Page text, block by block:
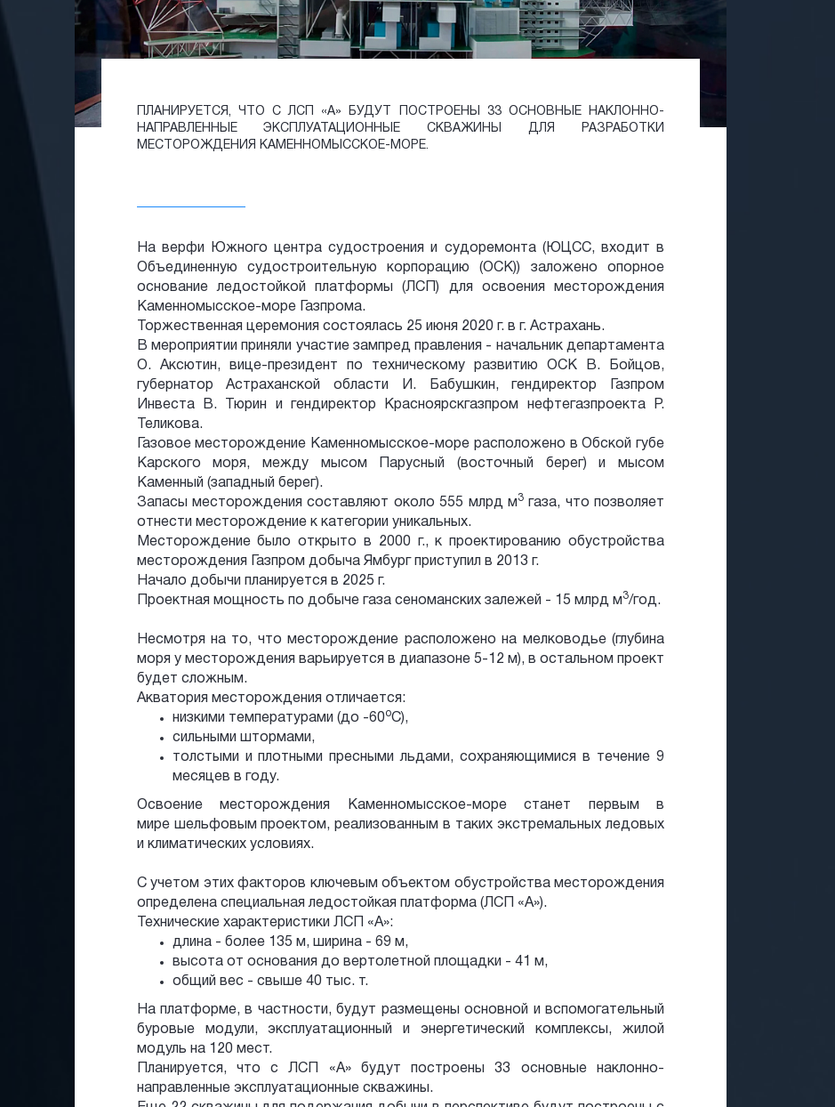
ПЛАНИРУЕТСЯ, ЧТО C ЛСП «А» БУДУТ ПОСТРОЕНЫ 33 ОСНОВНЫЕ НАКЛОННО-
НАПРАВЛЕННЫЕ ЭКСПЛУАТАЦИОННЫЕ СКВАЖИНЫ ДЛЯ РАЗРАБОТКИ
МЕСТОРОЖДЕНИЯ КАМЕННОМЫССКОЕ-МОРЕ.
На верфи Южного центра судостроения и судоремонта (ЮЦСС, входит в
Объединенную судостроительную корпорацию (ОСК)) заложено опорное
основание ледостойкой платформы (ЛСП) для освоения месторождения
Каменномысское-море Газпрома.
Торжественная церемония состоялась 25 июня 2020 г. в г. Астрахань.
В мероприятии приняли участие зампред правления - начальник департамента
О. Аксютин, вице-президент по техническому развитию ОСК В. Бойцов,
губернатор Астраханской области И. Бабушкин, гендиректор Газпром
Инвеста В. Тюрин и гендиректор Красноярскгазпром нефтегазпроекта Р.
Теликова.
Газовое месторождение Каменномысское-море расположено в Обской губе
Карского моря, между мысом Парусный (восточный берег) и мысом
Каменный (западный берег).
Запасы месторождения составляют около 555 млрд м 3газа, что позволяет
отнести месторождение к категории уникальных.
Месторождение было открыто в 2000 г., к проектированию обустройства
месторождения Газпром добыча Ямбург приступил в 2013 г.
Начало добычи планируется в 2025 г.
Проектная мощность по добыче газа сеноманских залежей - 15 млрд м 3/год.
Несмотря на то, что месторождение расположено на мелководье (глубина
моря у месторождения варьируется в диапазоне 5-12 м), в остальном проект
будет сложным.
Акватория месторождения отличается:
низкими температурами (до -60оС),
сильными штормами,
толстыми и плотными пресными льдами, сохраняющимися в течение 9
месяцев в году.
Освоение месторождения Каменномысское-море станет первым в
мире шельфовым проектом, реализованным в таких экстремальных ледовых
и климатических условиях.
С учетом этих факторов ключевым объектом обустройства месторождения
определена специальная ледостойкая платформа (ЛСП «А»).
Технические характеристики ЛСП «А»:
длина - более 135 м, ширина - 69 м,
высота от основания до вертолетной площадки - 41 м,
общий вес - свыше 40 тыс. т.
На платформе, в частности, будут размещены основной и вспомогательный
буровые модули, эксплуатационный и энергетический комплексы, жилой
модуль на 120 мест.
Планируется, что c ЛСП «А» будут построены 33 основные наклонно-
направленные эксплуатационные скважины.